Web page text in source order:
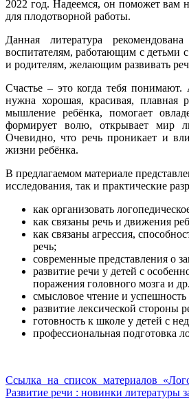
2022 год. Надеемся, он поможет вам
для плодотворной работы.
Данная литература
воспитателям, работающим с детьми
и родителям, желающим развивать
Счастье – это когда тебя
нужна хорошая, красивая, плавная
мышление ребёнка, помогает
формирует волю, открывает мир
Очевидно, что речь проникает и
жизни ребёнка.
В предлагаемом материале
исследования, так и практические
как организовать
как связаны речь и движения
как связаны агрессия,
речь;
современные представления о
развитие речи у детей с
поражения головного мозга и
смысловое чтение и успешность
развитие лексической стороны
готовность к школе у детей с
профессиональная подготовка
Ссылка на список материалов
Развитие речи : новинки литературы